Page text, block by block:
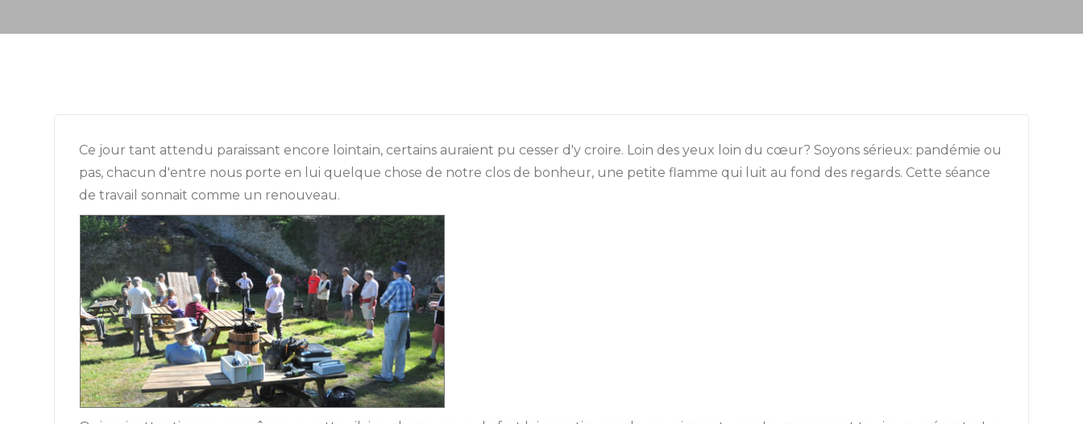
Ce jour tant attendu paraissant encore lointain, certains auraient pu cesser d'y croire. Loin des yeux loin du cœur? Soyons sérieux: pandémie ou
pas, chacun d'entre nous porte en lui quelque chose de notre clos de bonheur, une petite flamme qui luit au fond des regards. Cette séance
de travail sonnait comme un renouveau.